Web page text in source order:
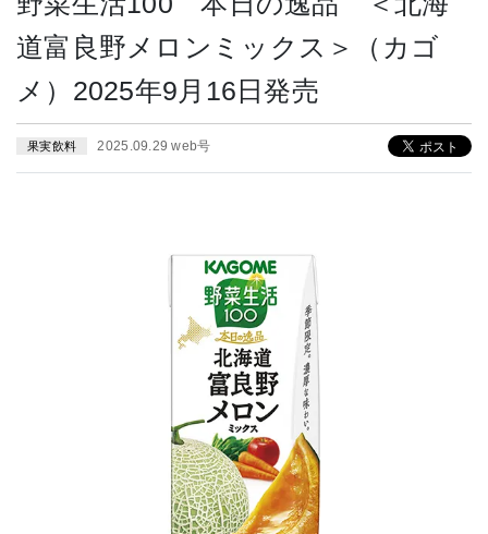
道富良野メロンミックス＞（カゴ
メ）2025年9月16日発売
果実飲料 2025.09.29 web号